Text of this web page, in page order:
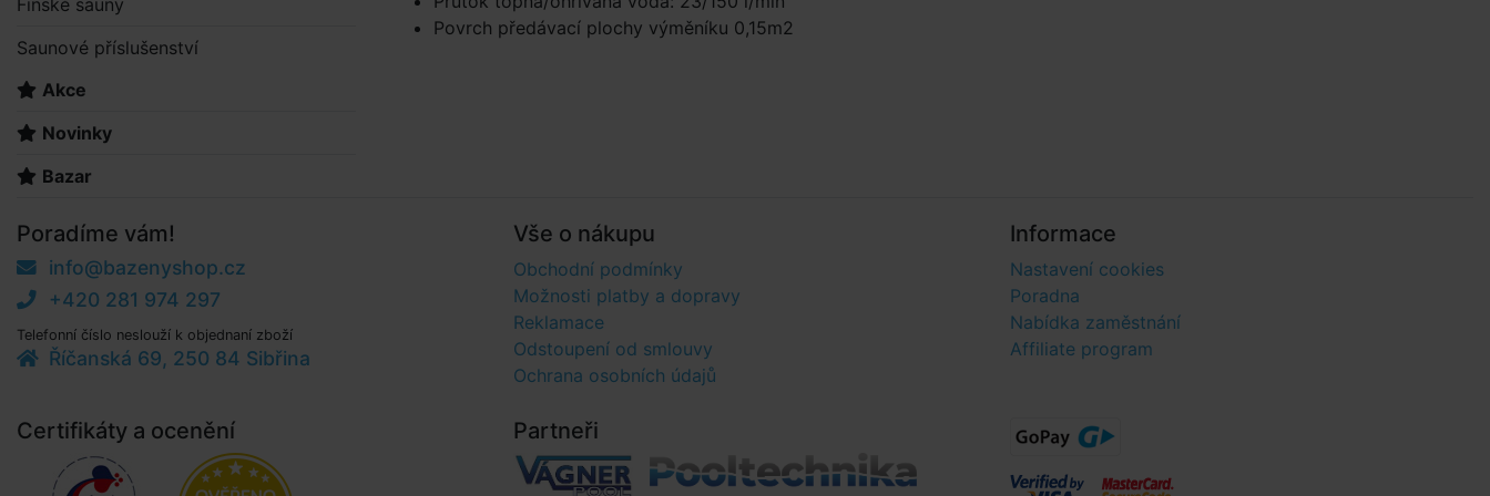
Povrch předávací plochy výměníku 0,15m2
Finské sauny
Saunové příslušenství
Akce
Novinky
Bazar
Poradíme vám!
info@bazenyshop.cz
+420 281 974 297
Telefonní číslo neslouží k objednaní zboží
Říčanská 69, 250 84 Sibřina
Vše o nákupu
Obchodní podmínky
Možnosti platby a dopravy
Reklamace
Odstoupení od smlouvy
Ochrana osobních údajů
Informace
Nastavení cookies
Poradna
Nabídka zaměstnání
Affiliate program
Certifikáty a ocenění Partneři